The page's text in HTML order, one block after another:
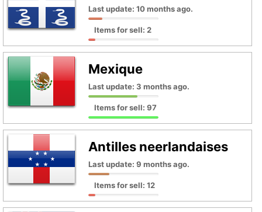
Last update: 10 months ago.
Items for sell: 2
Mexique
Last update: 3 months ago.
Items for sell: 97
Antilles neerlandaises
Last update: 9 months ago.
Items for sell: 12